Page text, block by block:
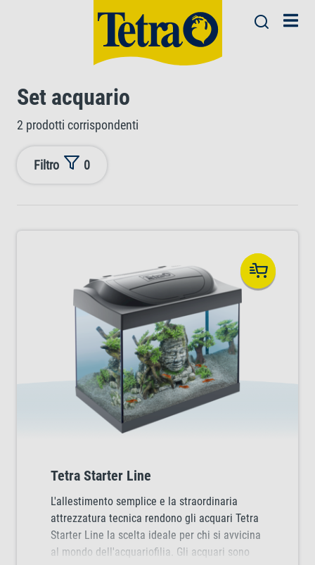
Set acquario
2 prodotti corrispondenti
Filtro 0
Tetra Starter Line
L'allestimento semplice e la straordinaria
attrezzatura tecnica rendono gli acquari Tetra
Starter Line la scelta ideale per chi si avvicina
al mondo dell'acquariofilia. Gli acquari sono